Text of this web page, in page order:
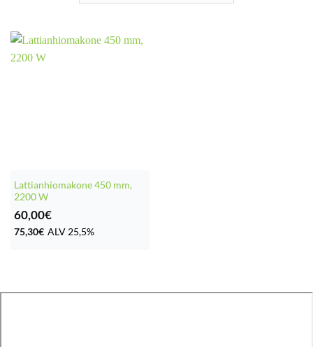
Lattianhiomakone 450 mm,
2200 W
60,00€
75,30€ ALV 25,5%